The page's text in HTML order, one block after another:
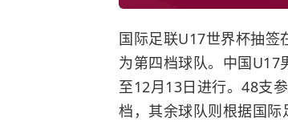
国际足联U17世界杯抽签
为第四档球队。中国U17
至12月13日进行。48支
档，其余球队则根据国